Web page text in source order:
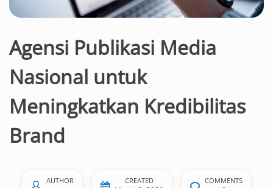
Agensi Publikasi Media
Nasional untuk
Meningkatkan Kredibilitas
Brand
AUTHOR CREATED COMMENTS